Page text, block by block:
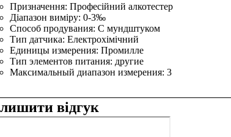
Призначення:Професійний алкотестер
Діапазон виміру:0-3‰
Способ продувания:С мундштуком
Тип датчика:Електрохімічний
Единицы измерения:Промилле
Тип элементов питания: другие
Максимальный диапазон измерения:3
відгук